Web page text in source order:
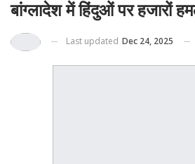
बांग्लादेश में हिंदुओं पर हजारों
Last updated Dec 24, 2025